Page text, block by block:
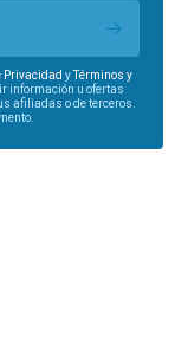
Privacidad yTérminos y
información u ofertas
afiliadas o de terceros.